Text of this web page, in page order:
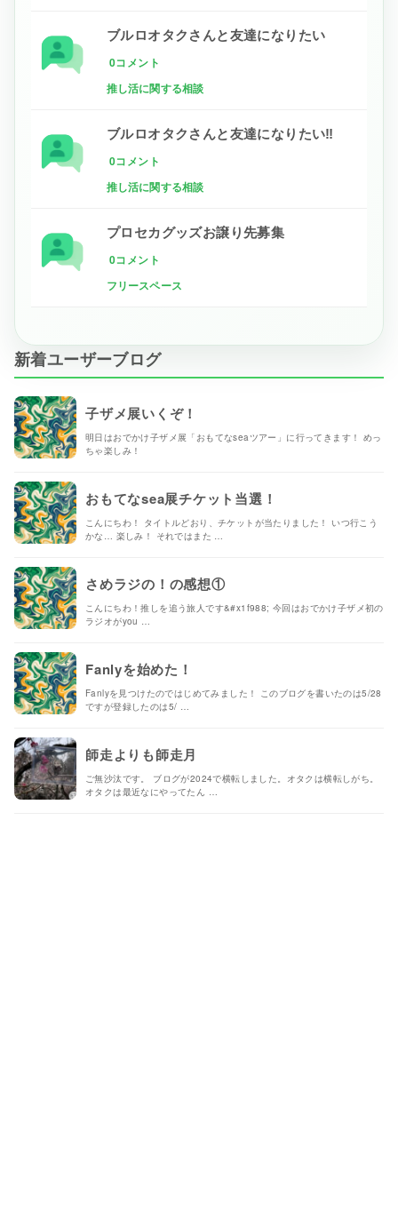
ブルロオタクさんと友達になりたい
0コメント
推し活に関する相談
ブルロオタクさんと友達になりたい‼
0コメント
推し活に関する相談
プロセカグッズお譲り先募集
0コメント
フリースペース
新着ユーザーブログ
子ザメ展いくぞ！
明日はおでかけ子ザメ展「おもてなseaツアー」に行ってきます！ めっ
ちゃ楽しみ！
おもてなsea展チケット当選！
こんにちわ！ タイトルどおり、チケットが当たりました！ いつ行こう
かな… 楽しみ！ それではまた …
さめラジの！の感想①
こんにちわ！推しを追う旅人です&#x1f988; 今回はおでかけ子ザメ初の
ラジオがyou …
Fanlyを始めた！
Fanlyを見つけたのではじめてみました！ このブログを書いたのは5/28
ですが登録したのは5/ …
師走よりも師走月
ご無沙汰です。 ブログが2024で横転しました。オタクは横転しがち。
オタクは最近なにやってたん …